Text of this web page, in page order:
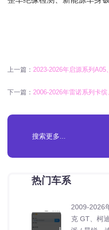
上一篇： 2023-2026年启源系列
下一篇： 2006-2026年雷诺系列卡
热门车系
2009-2026
克 GT、柯